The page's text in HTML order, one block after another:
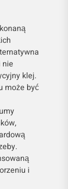
nie
klej.
może być
i